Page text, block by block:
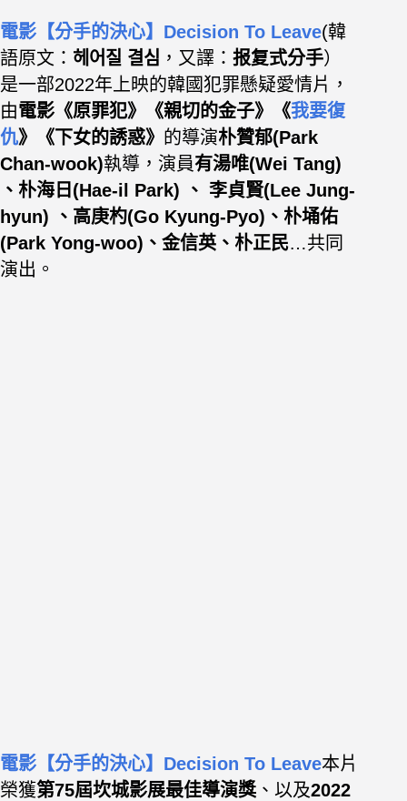
電影【分手的決心】Decision To Leave(韓
語原文： 헤어질 결심 ，又譯： 报复式分手）
是一部2022年上映的韓國犯罪懸疑愛情片，
由電影《原罪犯》《親切的金子》《我要復
仇》《下女的誘惑》 的導演朴贊郁(Park
Chan-wook)執導，演員有湯唯(Wei Tang)
、朴海日(Hae-il Park) 、 李貞賢(Lee Jung-
hyun) 、高庚杓(Go Kyung-Pyo)、朴埇佑
(Park Yong-woo)、 金信英、朴正民…共同
演出。
電影【分手的決心】Decision To Leave本片
榮獲第75屆坎城影展最佳導演獎 、以及2022